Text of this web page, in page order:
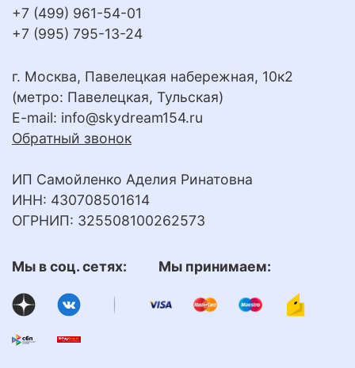
+7 (499) 961-54-01
+7 (995) 795-13-24
г. Москва, Павелецкая набережная, 10к2
(метро: Павелецкая, Тульская)
E-mail: info@skydream154.ru
Обратный звонок
ИП Самойленко Аделия Ринатовна
ИНН: 430708501614
ОГРНИП: 325508100262573
Мы в соц. сетях: Мы принимаем: